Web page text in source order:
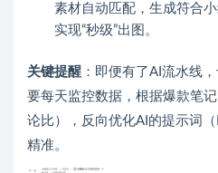
素材自动匹配，生成符合
实现“秒级”出图。
关键提醒 ：即便有了AI流水线
要每天监控数据，根据爆款笔
论比），反向优化AI的提示词
精准。